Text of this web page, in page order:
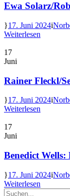
Ewa Solarz/
17. Juni 2024
Weiterlesen
17
Juni
Rainer Fleckl/
17. Juni 2024
Weiterlesen
17
Juni
Benedict Wells:
17. Juni 2024
Weiterlesen